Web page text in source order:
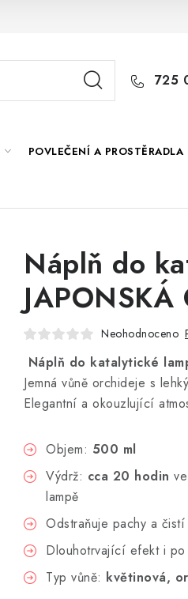
725
POVLEČENÍ A PROSTĚRADLA
Náplň do
JAPONSKÁ
Neohodnoceno
Náplň do katalytické
Jemná vůně orchideje s
Elegantní a okouzlující
Objem: 500 ml
Výdrž: cca 20 hodin
lampě
Odstraňuje pachy a čistí
Dlouhotrvající efekt i po
Typ vůně: květinová,